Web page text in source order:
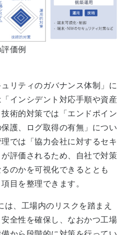
価例
リティのガバナンス体制」に
インシデント対応手順や資産
術的対策では「エンドポイン
護、ログ取得の有無」につい
では「協力会社に対するセキ
評価されるため、自社で対策
のかを可視化できるととも
目を整理できます。
、工場内のリスクを踏まえ
全性を確保し、なおかつ工場